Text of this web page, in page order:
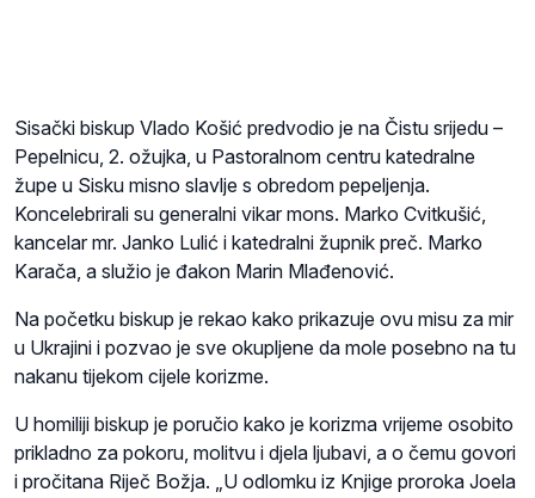
Sisački biskup Vlado Košić predvodio je na Čistu srijedu –
Pepelnicu, 2. ožujka, u Pastoralnom centru katedralne
župe u Sisku misno slavlje s obredom pepeljenja.
Koncelebrirali su generalni vikar mons. Marko Cvitkušić,
kancelar mr. Janko Lulić i katedralni župnik preč. Marko
Karača, a služio je đakon Marin Mlađenović.
Na početku biskup je rekao kako prikazuje ovu misu za mir
u Ukrajini i pozvao je sve okupljene da mole posebno na tu
nakanu tijekom cijele korizme.
U homiliji biskup je poručio kako je korizma vrijeme osobito
prikladno za pokoru, molitvu i djela ljubavi, a o čemu govori
i pročitana Riječ Božja. „U odlomku iz Knjige proroka Joela